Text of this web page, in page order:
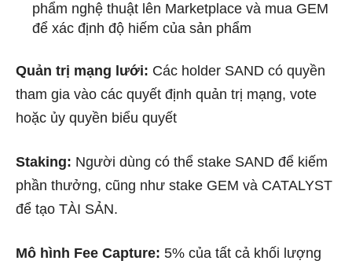
phẩm nghệ thuật lên Marketplace và mua GEM
để xác định độ hiếm của sản phẩm
Quản trị mạng lưới: Các holder SAND có quyền
tham gia vào các quyết định quản trị mạng, vote
hoặc ủy quyền biểu quyết
Staking: Người dùng có thể stake SAND để kiếm
phần thưởng, cũng như stake GEM và CATALYST
để tạo TÀI SẢN.
Mô hình Fee Capture: 5% của tất cả khối lượng